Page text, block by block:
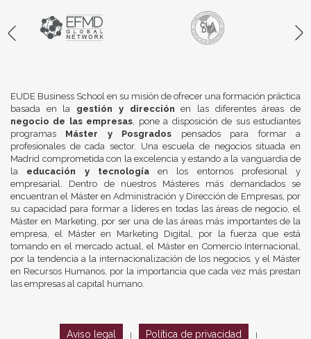
EUDE Business School en su misión de ofrecer una formación práctica
basada en la gestión y dirección en las diferentes áreas de
negocio de las empresas, pone a disposición de sus estudiantes
programas Máster y Posgrados pensados para formar a
profesionales de cada sector. Una escuela de negocios situada en
Madrid comprometida con la excelencia y estando a la vanguardia de
la educación y tecnologíaen los entornos profesional y
empresarial. Dentro de nuestros Másteres más demandados se
encuentran el Máster en Administración y Dirección de Empresas, por
su capacidad para formar a líderes en todas las áreas de negocio, el
Máster en Marketing, por ser una de las áreas más importantes de la
empresa, el Máster en Marketing Digital, por la fuerza que está
tomando en el mercado actual, el Máster en Comercio Internacional,
por la tendencia a la internacionalización de los negocios, y el Máster
en Recursos Humanos, por la importancia que cada vez más prestan
las empresas al capital humano.
Aviso legal Política de privacidad